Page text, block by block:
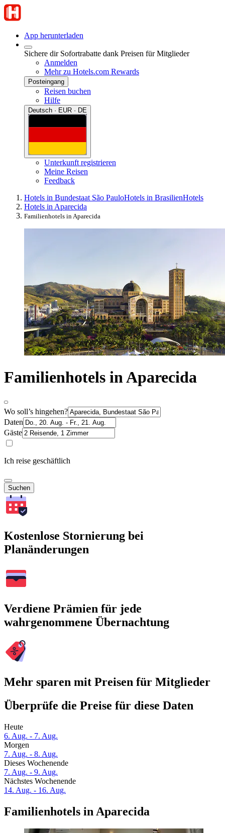
App herunterladen
Sichere dir Sofortrabatte dank Preisen für Mitglieder
Anmelden
Mehr zu Hotels.com Rewards
Posteingang
Reisen buchen
Hilfe
Deutsch · EUR · DE
Unterkunft registrieren
Meine Reisen
Feedback
Hotels in Bundestaat São PauloHotels in BrasilienHotels
Hotels in Aparecida
Familienhotels in Aparecida
Familienhotels in Aparecida
Wo soll’s hingehen?
Daten
Gäste
Ich reise geschäftlich
Suchen
Kostenlose Stornierung bei
Planänderungen
Verdiene Prämien für jede
wahrgenommene Übernachtung
Mehr sparen mit Preisen für Mitglieder
Überprüfe die Preise für diese Daten
Heute
6. Aug. - 7. Aug.
Morgen
7. Aug. - 8. Aug.
Dieses Wochenende
7. Aug. - 9. Aug.
Nächstes Wochenende
14. Aug. - 16. Aug.
Familienhotels in Aparecida